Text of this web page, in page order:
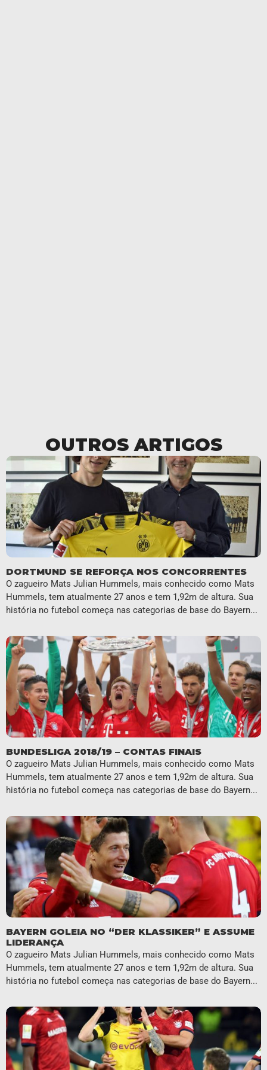
OUTROS ARTIGOS
DORTMUND SE REFORÇA NOS CONCORRENTES
O zagueiro Mats Julian Hummels, mais conhecido como Mats
Hummels, tem atualmente 27 anos e tem 1,92m de altura. Sua
história no futebol começa nas categorias de base do Bayern...
BUNDESLIGA 2018/19 – CONTAS FINAIS
O zagueiro Mats Julian Hummels, mais conhecido como Mats
Hummels, tem atualmente 27 anos e tem 1,92m de altura. Sua
história no futebol começa nas categorias de base do Bayern...
BAYERN GOLEIA NO “DER KLASSIKER” E ASSUME
LIDERANÇA
O zagueiro Mats Julian Hummels, mais conhecido como Mats
Hummels, tem atualmente 27 anos e tem 1,92m de altura. Sua
história no futebol começa nas categorias de base do Bayern...